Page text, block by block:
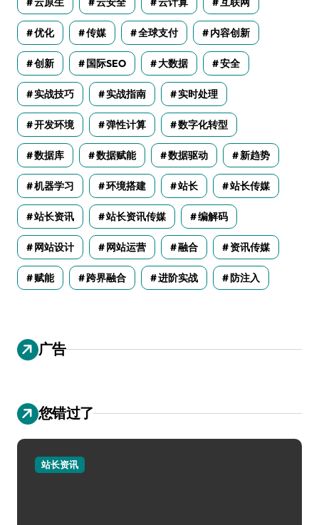
优化 传媒 全球支付 内容创新
创新 国际SEO 大数据 安全
实战技巧 实战指南 实时处理
开发环境 弹性计算 数字化转型
数据库 数据赋能 数据驱动 新趋势
机器学习 环境搭建 站长 站长传媒
站长资讯 站长资讯传媒 编解码
网站设计 网站运营 融合 资讯传媒
赋能 跨界融合 进阶实战 防注入
广告
您错过了
站长资讯